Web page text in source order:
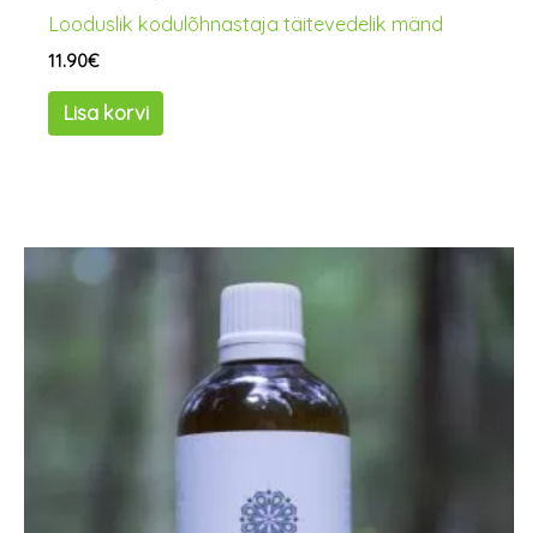
Looduslik kodulõhnastaja täitevedelik mänd
11.90€
Lisa korvi